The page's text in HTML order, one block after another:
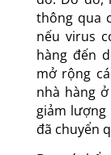
phong tỏa,
đồ. Do đó,
thông qua
nếu virus
hàng đến
mở rộng
nhà hàng
giảm lượng